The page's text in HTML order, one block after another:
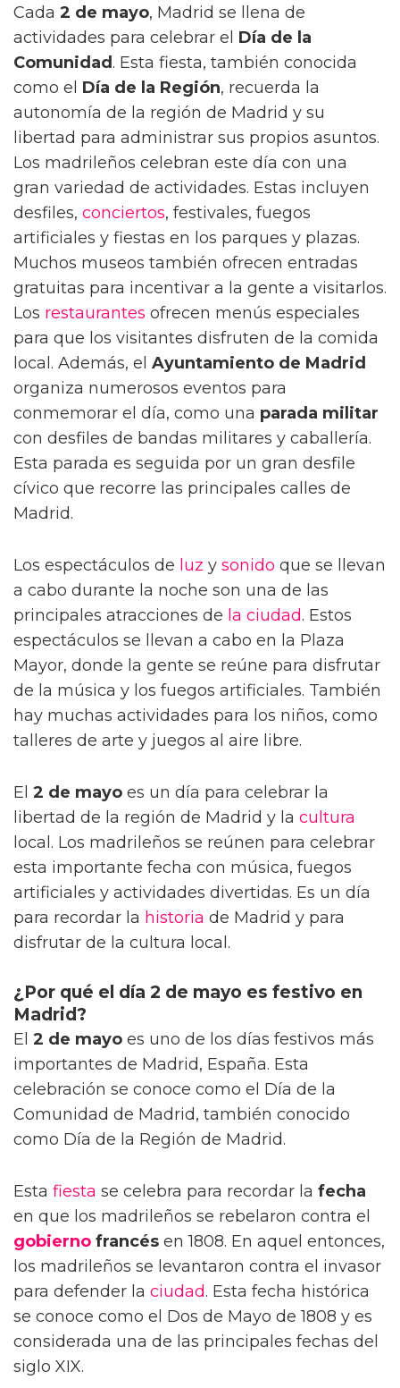
Cada 2 de mayo, Madrid se llena de
actividades para celebrar el Día de la
Comunidad . Esta fiesta, también conocida
como el Día de la Región, recuerda la
autonomía de la región de Madrid y su
libertad para administrar sus propios asuntos.
Los madrileños celebran este día con una
gran variedad de actividades. Estas incluyen
desfiles, conciertos, festivales, fuegos
artificiales y fiestas en los parques y plazas.
Muchos museos también ofrecen entradas
gratuitas para incentivar a la gente a visitarlos.
Los restaurantes ofrecen menús especiales
para que los visitantes disfruten de la comida
local. Además, el Ayuntamiento de Madrid
organiza numerosos eventos para
conmemorar el día, como una parada militar
con desfiles de bandas militares y caballería.
Esta parada es seguida por un gran desfile
cívico que recorre las principales calles de
Madrid.
Los espectáculos de luz y sonido que se llevan
a cabo durante la noche son una de las
principales atracciones de la ciudad. Estos
espectáculos se llevan a cabo en la Plaza
Mayor, donde la gente se reúne para disfrutar
de la música y los fuegos artificiales. También
hay muchas actividades para los niños, como
talleres de arte y juegos al aire libre.
El 2 de mayo es un día para celebrar la
libertad de la región de Madrid y la cultura
local. Los madrileños se reúnen para celebrar
esta importante fecha con música, fuegos
artificiales y actividades divertidas. Es un día
para recordar la historia de Madrid y para
disfrutar de la cultura local.
¿Por qué el día 2 de mayo es festivo en
Madrid?
El 2 de mayo es uno de los días festivos más
importantes de Madrid, España. Esta
celebración se conoce como el Día de la
Comunidad de Madrid, también conocido
como Día de la Región de Madrid.
Esta fiesta se celebra para recordar la fecha
en que los madrileños se rebelaron contra el
gobierno francés en 1808. En aquel entonces,
los madrileños se levantaron contra el invasor
para defender la ciudad. Esta fecha histórica
se conoce como el Dos de Mayo de 1808 y es
considerada una de las principales fechas del
siglo XIX.